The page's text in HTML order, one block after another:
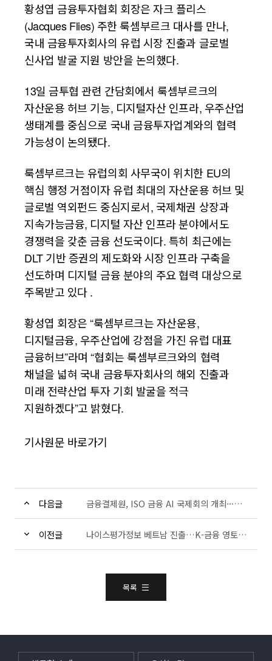
황성엽 금융투자협회 회장은 자크 플리스
(Jacques Flies) 주한 룩셈부르크 대사를 만나,
국내 금융투자회사의 유럽 시장 진출과 글로벌
신사업 발굴 지원 방안을 논의했다.
13일 금투협 관련 간담회에서 룩셈부르크의
자산운용 허브 기능, 디지털자산 인프라, 우주산업
생태계를 중심으로 국내 금융투자업계와의 협력
가능성이 논의됐다.
룩셈부르크는 유럽의회 사무국이 위치한 EU의
핵심 행정 거점이자 유럽 최대의 자산운용 허브 및
글로벌 역외펀드 중심지로서, 국제채권 상장과
지속가능금융, 디지털 자산 인프라 분야에서도
경쟁력을 갖춘 금융 선도국이다. 특히 최근에는
DLT 기반 증권의 제도화와 시장 인프라 구축을
선도하며 디지털 금융 분야의 주요 협력 대상으로
주목받고 있다 .
황성엽 회장은 “룩셈부르크는 자산운용,
디지털금융, 우주산업에 강점을 가진 유럽 대표
금융허브”라며 “협회는 룩셈부르크와의 협력
채널을 넓혀 국내 금융투자회사의 해외 진출과
미래 전략산업 투자 기회 발굴을 적극
지원하겠다”고 밝혔다.
기사원문 바로가기
다음글 금융결제원, ISO 금융 AI 국제회의 개최···글로벌 표준 주도권 확보
이전글 나이스평가정보 베트남 진출…K-금융 영토 넓힌다
목록